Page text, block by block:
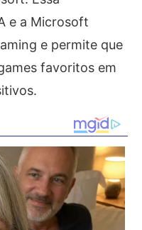
e a Microsoft
e permite que
favoritos em